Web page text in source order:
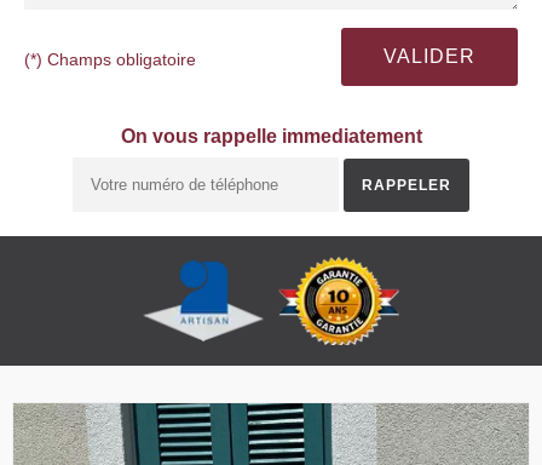
(*) Champs obligatoire
On vous rappelle immediatement